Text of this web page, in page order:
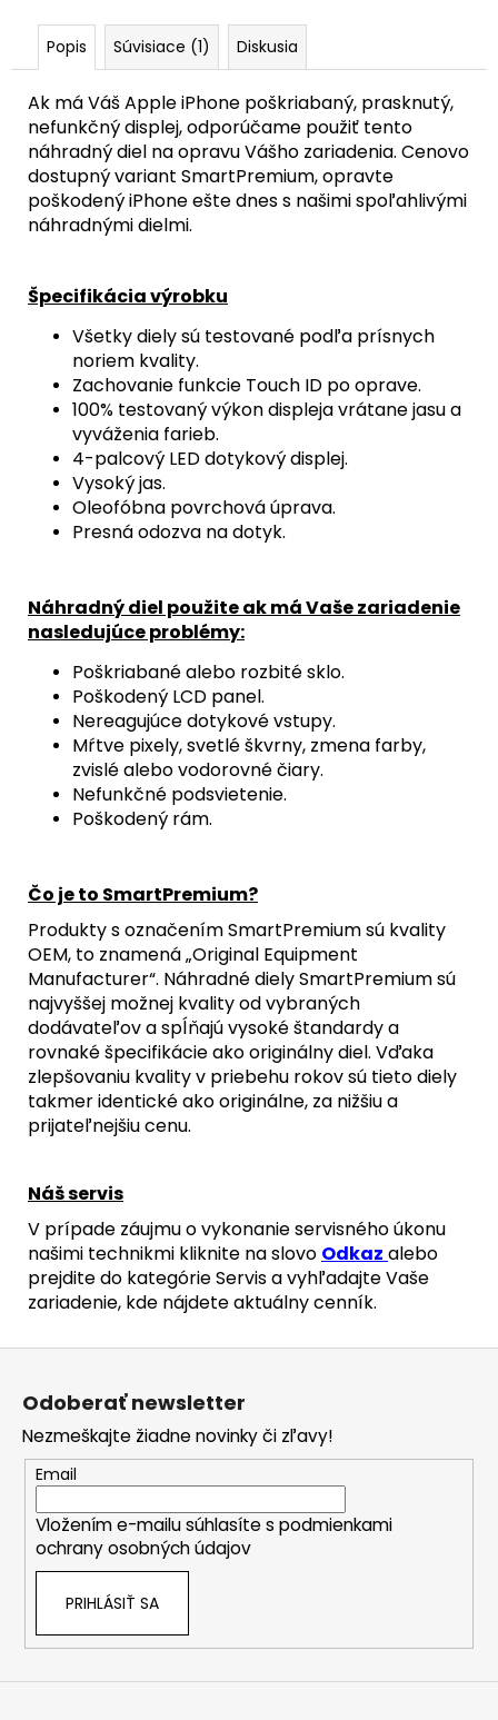
Popis Súvisiace (1) Diskusia
Ak má Váš Apple iPhone poškriabaný, prasknutý,
nefunkčný displej, odporúčame použiť tento
náhradný diel na opravu Vášho zariadenia. Cenovo
dostupný variant SmartPremium, opravte
poškodený iPhone ešte dnes s našimi spoľahlivými
náhradnými dielmi.
Špecifikácia výrobku
Všetky diely sú testované podľa prísnych
noriem kvality.
Zachovanie funkcie Touch ID po oprave.
100% testovaný výkon displeja vrátane jasu a
vyváženia farieb.
4-palcový LED dotykový displej.
Vysoký jas.
Oleofóbna povrchová úprava.
Presná odozva na dotyk.
Náhradný diel použite ak má Vaše zariadenie
nasledujúce problémy:
Poškriabané alebo rozbité sklo.
Poškodený LCD panel.
Nereagujúce dotykové vstupy.
Mŕtve pixely, svetlé škvrny, zmena farby,
zvislé alebo vodorovné čiary.
Nefunkčné podsvietenie.
Poškodený rám.
Čo je to SmartPremium?
Produkty s označením SmartPremium sú kvality
OEM, to znamená „Original Equipment
Manufacturer“. Náhradné diely SmartPremium sú
najvyššej možnej kvality od vybraných
dodávateľov a spĺňajú vysoké štandardy a
rovnaké špecifikácie ako originálny diel. Vďaka
zlepšovaniu kvality v priebehu rokov sú tieto diely
takmer identické ako originálne, za nižšiu a
prijateľnejšiu cenu.
Náš servis
V prípade záujmu o vykonanie servisného úkonu
našimi technikmi kliknite na slovo Odkaz alebo
prejdite do kategórie Servis a vyhľadajte Vaše
zariadenie, kde nájdete aktuálny cenník.
BLACK
TITANIUM)
ORIGINAL
APPLE
23,90
€
Z
Odoberať newsletter
Nezmeškajte žiadne novinky či zľavy!
Email
Vložením e-mailu súhlasíte s podmienkami
ochrany osobných údajov
PRIHLÁSIŤ SA